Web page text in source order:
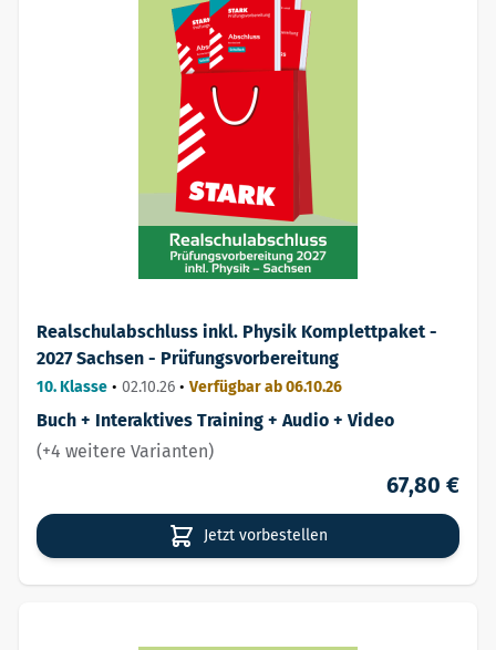
Realschulabschluss inkl. Physik Komplettpaket -
2027 Sachsen - Prüfungsvorbereitung
10. Klasse • 02.10.26 • Verfügbar ab 06.10.26
Buch + Interaktives Training + Audio + Video
(+4 weitere Varianten)
67,80 €
Jetzt vorbestellen